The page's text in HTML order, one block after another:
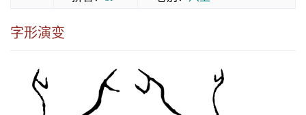
字形演变